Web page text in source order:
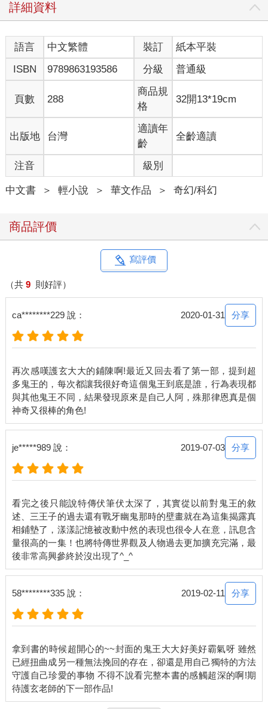
不過這麼說起來是沒錯，雖然是鬼族地盤，但一路走過來居然沒
什麼毒素惡咒之纇的，連個跳出來的邪惡意念襲擊或喊話都沒
有，就黑暗地域來說，真的非常乾淨。我走在學院裡反而還比較
危險呢，常常有人跳出來想驅逐我，接著幾發術法或是武器甩過
來，相較之下，眼前……嗯，確實無害。
「雖然黑暗同盟在隱歷史上活動頻繁，更滲透了各種黑色組織，
但近年來動作比往常更多，特別是最近。」女性——蘿西芙希像
是報告般對學長說道：「或許是足以影響世界的黑色種族接二連
三地曝光，黑暗同盟正在加快推進速度，並妄想併吞檯面上所有
的黑色勢力。目前獄界中已經有不少力量向其靠攏，除了耶呂惡
鬼王先前襲擊學院所組織起來的部分邪鬼，他們也正在聯合其餘
四大鬼王。景羅天似乎因為某些因素，已證實昨日正式拒絕，目
前與我方一樣，與黑暗同盟的軍隊頻起衝突，在其領域有小規模
的戰爭；而比申態度曖昧不明，搖擺不定，還無法得知意向……
若加入與狼族的恩怨，或許會同意聯手。」
的繼承時間到了，她不會放過這次機會，雖然規避了千年的時
間，讓她在那段時間中無法翻出風浪，但現在從母親那裡繼承到
我盯著學長的後腦勺，思考了下他所謂的繼承，該不會又要朝史
前巨獸更進一步了吧？
「不過，小殿下您此次復甦似乎相當順利，比我王所預計的時間
還要快，來不及為您慶賀，希望您能見諒。」蘿西芙希在我一頭
霧水時，突然又說了讓我更一頭霧水的話，而且周邊的其他人沒
什麼反應，似乎不覺得「鬼族稱呼學長小殿下」這句子哪裡奇
怪。
都不覺得哪裡有問題嗎？
我看了看夏碎學長，又看了看賽塔，他們真的很鎮定，非常鎮
定，讓我開始覺得剛剛是不是我聽錯……可能是我不熟通用語，
雖然我是這麼想的，但是他們其實也不是用通用語在聊天！而是
我沒聽過、但莫名自動轉換了我能聽懂的神祕語言在說話啊！
到底是誰這麼貼心還幫我同步翻譯？
「啊啊，我沒想到蝶城會出手，我以為他們不會特意攪和進
來。」學長若有所思地說道：「使者還是巳隱，有點意外，普通
的事不會引出他。」
地開口，閒聊一般地說：「交換歷史代價後，曾經參與過一切的
我們雖然有著主神的庇護，然而無法親手將你帶回，只能依靠外
力與時間推動。伊多維亞城的善意令許多危險遠離此次行程，精
靈弟兄們的援手相當及時，避免了不必要的曝光。」
曝光到底？
「簡單地說就和你一樣，你們一族會有重要事物沉睡在血脈之中
等待甦醒，我們也會。」學長的聲音從前面丟過來，有點懶散，
「成年是初次解開，接著會隨著時間開始增多，而後完整繼
承。」
喔，猛獸完全體。
夏碎學長補上這句。
嗯，完全體狂暴化。
「這也就意味著，經過這兩次的繼承，小殿下的力量會有大幅度
增長，成為能夠使用真正力量的精靈與獸王族；這種成長勢必會
嚴重危害到某些野心分子對良善生命的侵蝕，邪惡勢力必須在這
詳細資料
語言 中文繁體 裝訂
紙本平裝
ISBN
9789863193586 分級 普通級
頁數 288
商品規
格
32開13*19cm
出版地 台灣
適讀年
齡
全齡適讀
注音 級別
中文書 ＞ 輕小說 ＞ 華文作品 ＞ 奇幻/科幻
商品評價
寫評價
（共 9 則好評）
ca********229 說： 2020-01-31 分享
再次感嘆護玄大大的鋪陳啊!最近又回去看了第一部，提到超
多鬼王的，每次都讓我很好奇這個鬼王到底是誰，行為表現都
與其他鬼王不同，結果發現原來是自己人阿，殊那律恩真是個
je*****989 說： 2019-07-03 分享
看完之後只能說特傳伏筆伏太深了，其實從以前對鬼王的敘
述、三王子的過去還有戰牙幽鬼那時的壁畫就在為這集揭露真
相鋪墊了，漾漾記憶被改動中然的表現也很令人在意，訊息含
量很高的一集！也將特傳世界觀及人物過去更加擴充完滿，最
後非常高興參終於沒出現了^_^
58********335 說： 2019-02-11 分享
拿到書的時候超開心的~~封面的鬼王大大好美好霸氣呀 雖然
已經扭曲成另一種無法挽回的存在，卻還是用自己獨特的方法
守護自己珍愛的事物 不得不說看完整本書的感觸超深的啊!期